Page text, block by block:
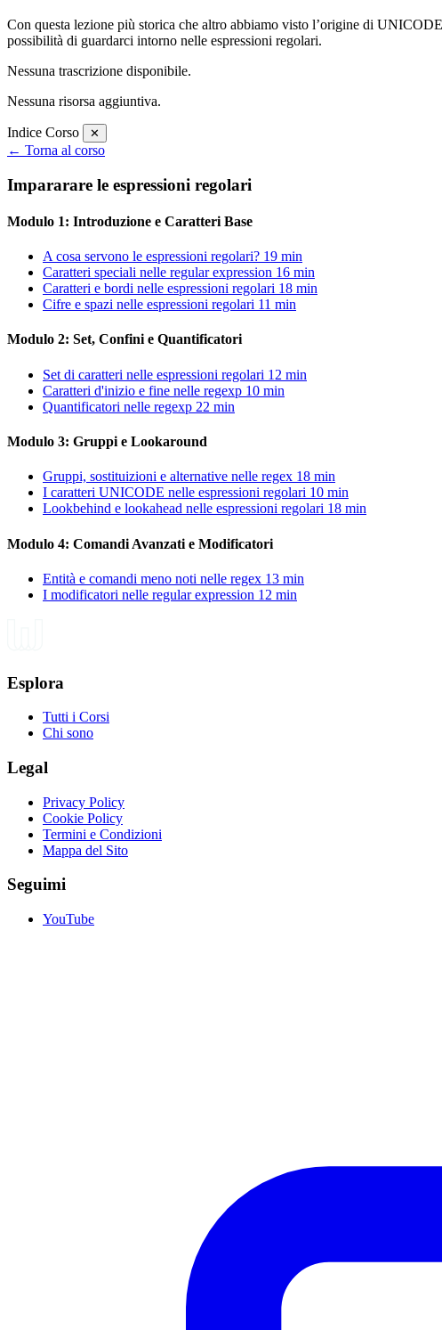
Con questa lezione più storica che altro abbiamo visto l’origine di
possibilità di guardarci intorno nelle espressioni regolari.
Nessuna trascrizione disponibile.
Nessuna risorsa aggiuntiva.
Indice Corso ✕
← Torna al corso
Impararare le espressioni regolari
Modulo 1: Introduzione e Caratteri Base
A cosa servono le espressioni regolari? 19 min
Caratteri speciali nelle regular expression 16 min
Caratteri e bordi nelle espressioni regolari 18 min
Cifre e spazi nelle espressioni regolari 11 min
Modulo 2: Set, Confini e Quantificatori
Set di caratteri nelle espressioni regolari 12 min
Caratteri d'inizio e fine nelle regexp 10 min
Quantificatori nelle regexp 22 min
Modulo 3: Gruppi e Lookaround
Gruppi, sostituizioni e alternative nelle regex 18 min
I caratteri UNICODE nelle espressioni regolari 10 min
Lookbehind e lookahead nelle espressioni regolari 18 min
Modulo 4: Comandi Avanzati e Modificatori
Entità e comandi meno noti nelle regex 13 min
I modificatori nelle regular expression 12 min
Esplora
Tutti i Corsi
Chi sono
Legal
Privacy Policy
Cookie Policy
Termini e Condizioni
Mappa del Sito
Seguimi
YouTube